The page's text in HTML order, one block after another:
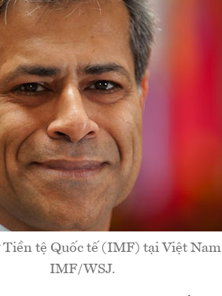
tệ Quốc tế (IMF) tại Việt
IMF/WSJ.